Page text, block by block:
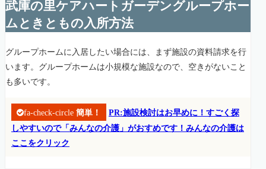
武庫の里ケアハートガーデングループホー
ムときともの入所方法
グループホームに入居したい場合には、まず施設の資料請求を行
います。グループホームは小規模な施設なので、空きがないこと
も多いです。
fa-check-circle 簡単！
PR:施設検討はお早めに！すごく探
しやすいので「みんなの介護」がおすめです！みんなの介護は
ここをクリック